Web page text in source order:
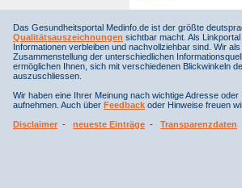
Das Gesundheitsportal Medinfo.de ist der größte
Qualitätsauszeichnungen sichtbar macht. Als
Informationen verbleiben und nachvollziehbar sind. Wir
Zusammenstellung der unterschiedlichen
ermöglichen Ihnen, sich mit verschiedenen Blickwinkeln
auszuschliessen.
Wir haben eine Ihrer Meinung nach wichtige Adresse
aufnehmen. Auch über Feedback oder Hinweise freuen
Disclaimer - neueste Einträge - Transparenzdaten